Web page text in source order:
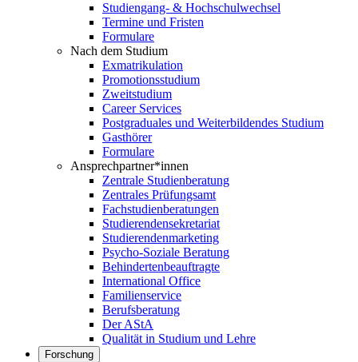
Studiengang- & Hochschulwechsel
Termine und Fristen
Formulare
Nach dem Studium
Exmatrikulation
Promotionsstudium
Zweitstudium
Career Services
Postgraduales und Weiterbildendes Studium
Gasthörer
Formulare
Ansprechpartner*innen
Zentrale Studienberatung
Zentrales Prüfungsamt
Fachstudienberatungen
Studierendensekretariat
Studierendenmarketing
Psycho-Soziale Beratung
Behindertenbeauftragte
International Office
Familienservice
Berufsberatung
Der AStA
Qualität in Studium und Lehre
Forschung